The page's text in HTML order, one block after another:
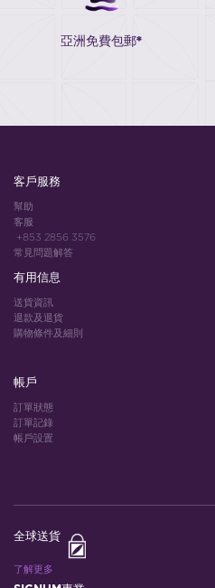
亞洲免費包郵*
客戶服務
幫助
客服
+853 2856 3576
常見問題解答
有用信息
送貨資訊
退款及退貨
購物條件及細則
帳戶
訂單狀態
訂單記錄
帳戶設置
全球送貨
了解更多